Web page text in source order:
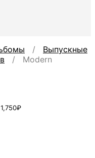
/ Выпускные
/ Modern